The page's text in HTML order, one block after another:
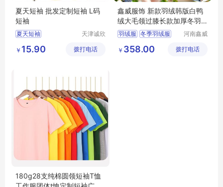
夏天短袖 批发定制短袖 L码
短袖
夏天短袖
天津诚欣
有限公司
￥ 15.90 拨打电话
鑫威服饰 新款羽绒韩版白鸭
绒大毛领过膝长款加厚冬羽
绒服女
羽绒服 冬季羽绒服
羽绒服厂家
河南鑫威
公司
￥ 358.00 拨打电话
180g28支纯棉圆领短袖T恤